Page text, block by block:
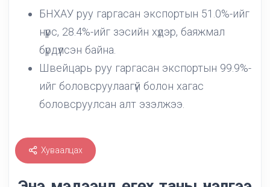
БНХАУ руу гаргасан экспортын 51.0%-ийг
нүүрс, 28.4%-ийг зэсийн хүдэр, баяжмал
бүрдүүлсэн байна.
Швейцарь руу гаргасан экспортын 99.9%-
ийг боловсруулаагүй болон хагас
боловсруулсан алт эзэлжээ.
Хуваалцах